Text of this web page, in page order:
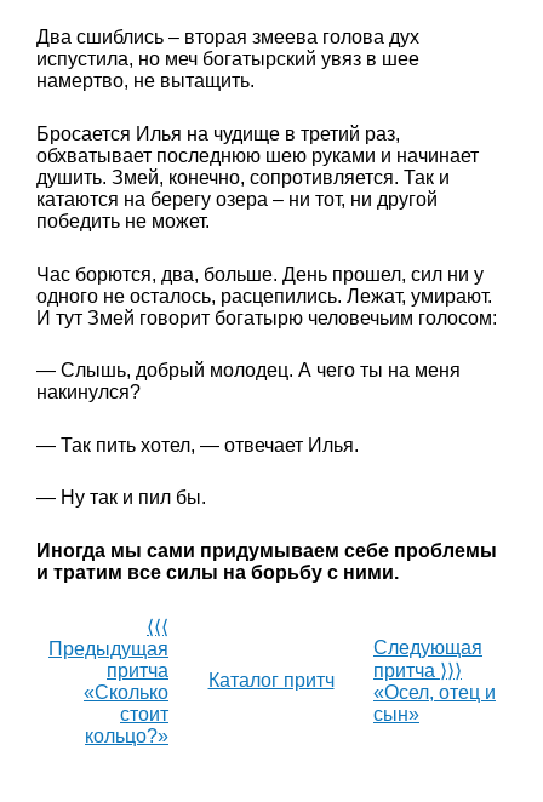
Два сшиблись – вторая змеева голова дух
испустила, но меч богатырский увяз в шее
намертво, не вытащить.
Бросается Илья на чудище в третий раз,
обхватывает последнюю шею руками и начинает
душить. Змей, конечно, сопротивляется. Так и
катаются на берегу озера – ни тот, ни другой
победить не может.
Час борются, два, больше. День прошел, сил ни у
одного не осталось, расцепились. Лежат, умирают.
И тут Змей говорит богатырю человечьим голосом:
— Слышь, добрый молодец. А чего ты на меня
накинулся?
— Так пить хотел, — отвечает Илья.
— Ну так и пил бы.
Иногда мы сами придумываем себе проблемы
и тратим все силы на борьбу с ними.
⟨⟨⟨
Предыдущая
притча
«Сколько
стоит
кольцо?»
Каталог притч
Следующая
притча ⟩⟩⟩
«Осел, отец и
сын»